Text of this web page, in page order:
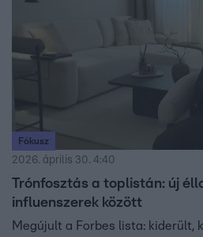
Fókusz
2026. április 30. 4:40
Trónfosztás a toplistán: új
influenszerek között
Megújult a Forbes lista: kiderült,